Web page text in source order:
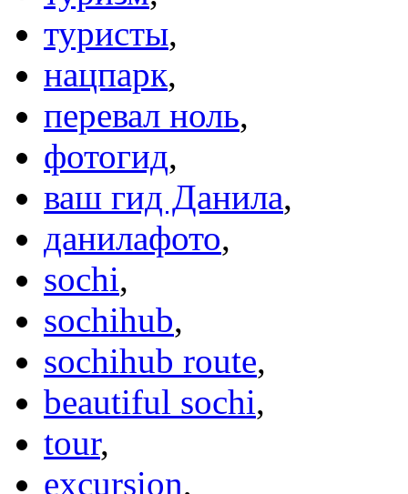
туристы,
нацпарк,
перевал ноль,
фотогид,
ваш гид Данила,
данилафото,
sochi,
sochihub,
sochihub route,
beautiful sochi,
tour,
excursion,